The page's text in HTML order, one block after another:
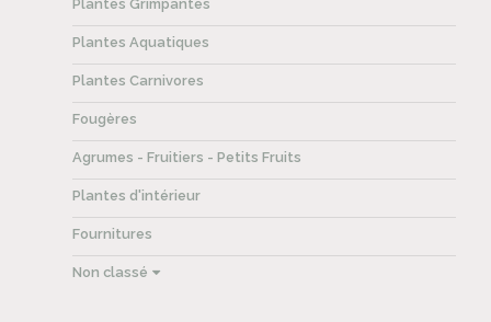
Plantes Grimpantes
Plantes Aquatiques
Plantes Carnivores
Fougères
Agrumes - Fruitiers - Petits Fruits
Plantes d'intérieur
Fournitures
Non classé